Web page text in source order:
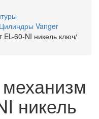
Цилиндры Vanger
60-NI никель ключ/
никель